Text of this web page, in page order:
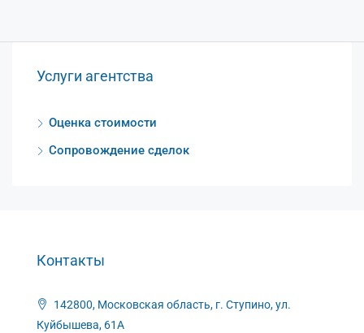
Услуги агентства
Оценка стоимости
Сопровождение сделок
Контакты
142800, Московская область, г. Ступино, ул.
Куйбышева, 61А